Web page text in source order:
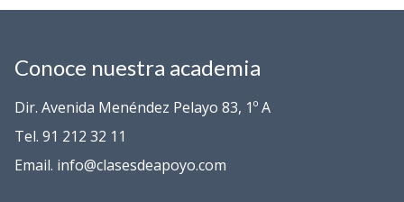
Conoce nuestra academia
Dir. Avenida Menéndez Pelayo 83, 1º A
Tel. 91 212 32 11
Email. info@clasesdeapoyo.com